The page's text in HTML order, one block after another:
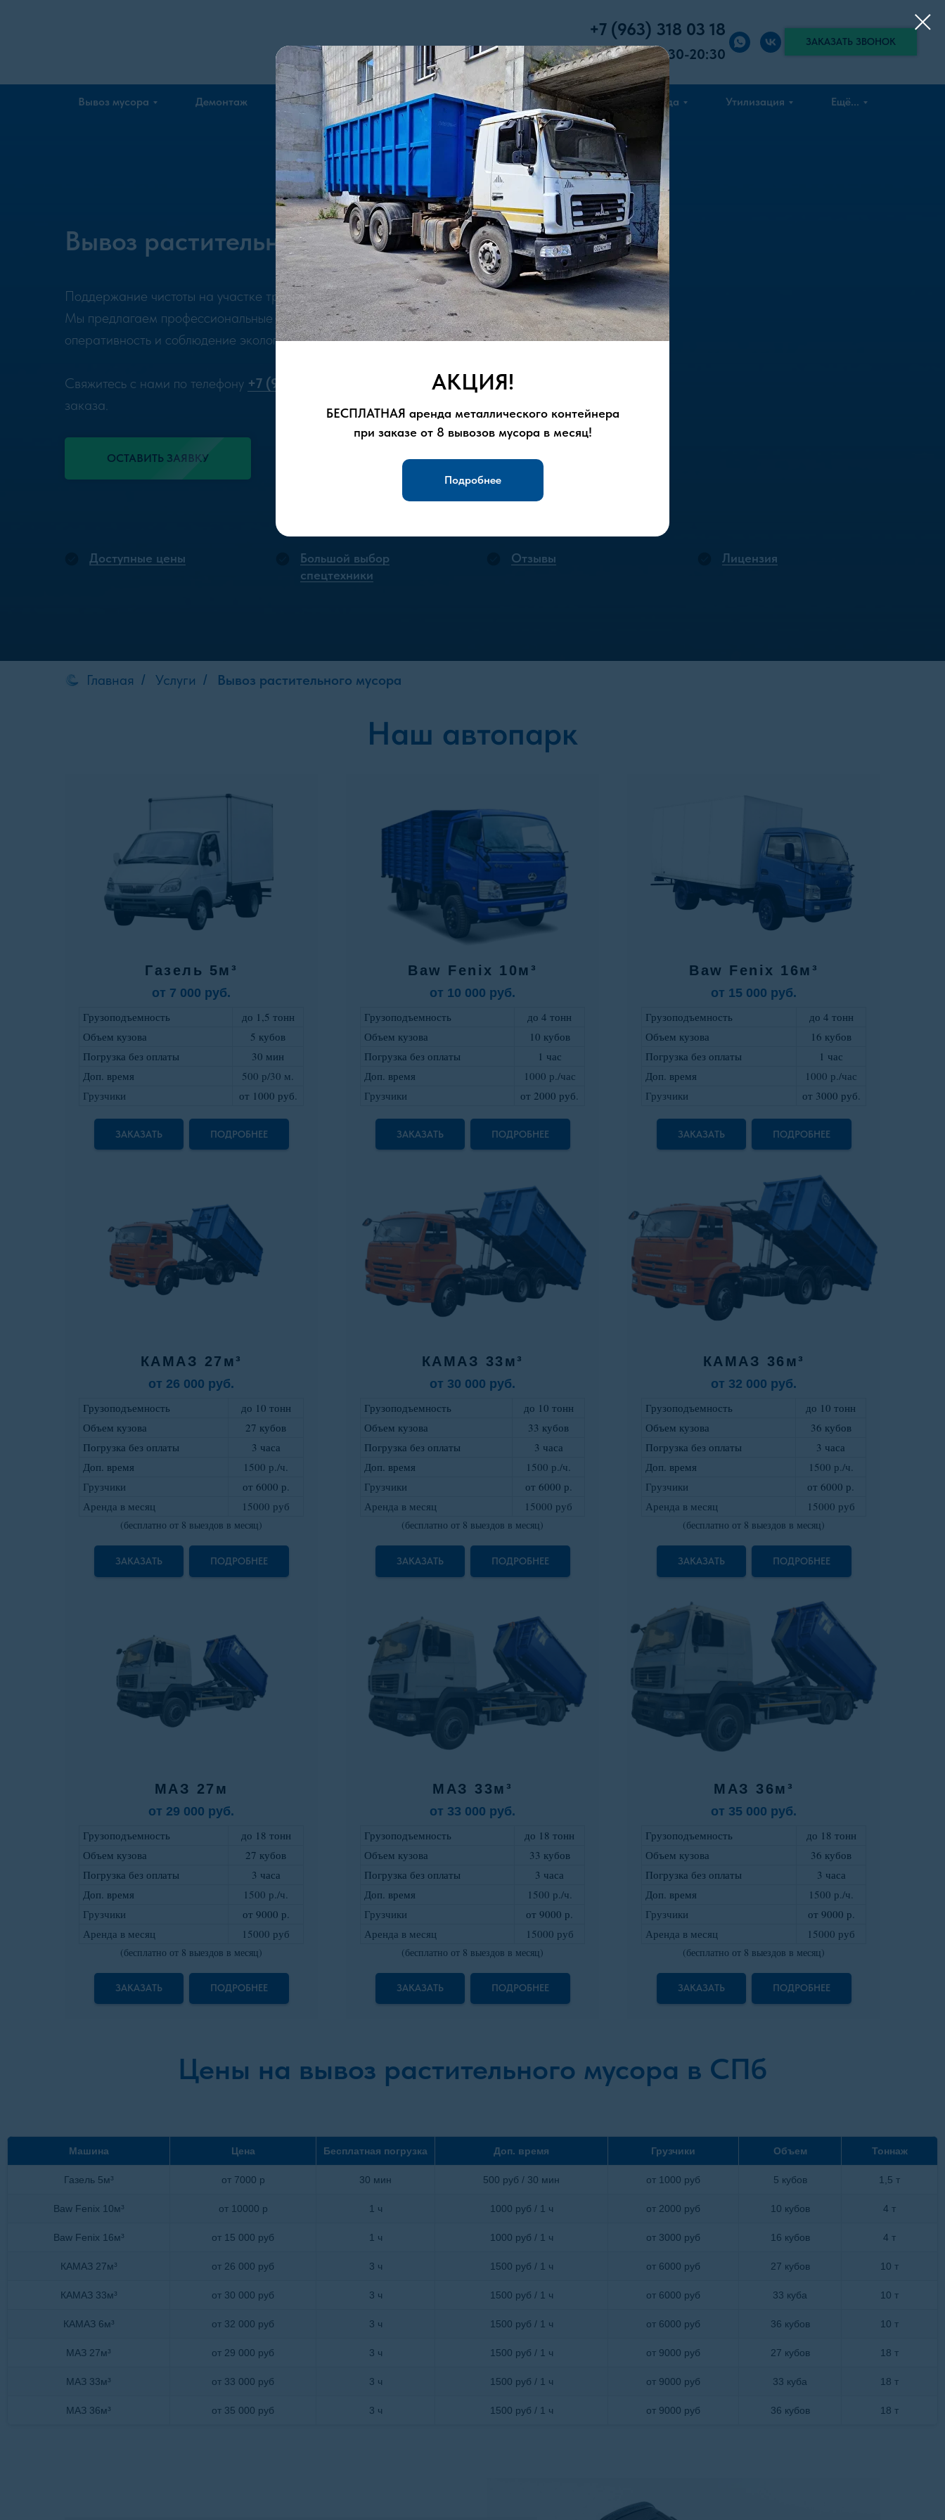
+7 (963) 318 03 18
Приём заявок:8:30-20:30
ЗАКАЗАТЬ ЗВОНОК
Вывоз мусора Демонтаж Экологическое сопровождение Нерудные материалы Аренда Утилизация Ещё...
Вывоз растительного мусора
Поддержание чистоты на участке требует регулярного удаления растительных отходов.
Мы предлагаем профессиональные услуги по вывозу такого мусора, обеспечивая
оперативность и соблюдение экологических норм.
Свяжитесь с нами по телефону +7 (963) 318 03 18
для консультации и оформления
заказа.
ОСТАВИТЬ ЗАЯВКУ
Доступные цены
Большой выбор
спецтехники
Отзывы Лицензия
Главная / Услуги / Вывоз растительного мусора
Наш автопарк
Газель 5м³
от 7 000 руб.
Грузоподъемность
до 1,5 тонн
Объем кузова
5 кубов
Погрузка без оплаты
30 мин
Доп. время
500 р/30 м.
Грузчики
от 1000 руб.
ЗАКАЗАТЬ ПОДРОБНЕЕ
Baw Fenix 10м³
от 10 000 руб.
Грузоподъемность
до 4 тонн
Объем кузова
10 кубов
Погрузка без оплаты
1 час
Доп. время
1000 р./час
Грузчики
от 2000 руб.
ЗАКАЗАТЬ ПОДРОБНЕЕ
Baw Fenix 16м³
от 15 000 руб.
Грузоподъемность
до 4 тонн
Объем кузова
16 кубов
Погрузка без оплаты
1 час
Доп. время
1000 р./час
Грузчики
от 3000 руб.
ЗАКАЗАТЬ ПОДРОБНЕЕ
КАМАЗ 27м³
от 26 000 руб.
Грузоподъемность
до 10 тонн
Объем кузова
27 кубов
Погрузка без оплаты
3 часа
Доп. время
1500 р./ч.
Грузчики
от 6000 р.
Аренда в месяц
15000 руб
(бесплатно от 8 выездов в месяц)
ЗАКАЗАТЬ ПОДРОБНЕЕ
КАМАЗ 33м³
от 30 000 руб.
Грузоподъемность
до 10 тонн
Объем кузова
33 кубов
Погрузка без оплаты
3 часа
Доп. время
1500 р./ч.
Грузчики
от 6000 р.
Аренда в месяц
15000 руб
(бесплатно от 8 выездов в месяц)
ЗАКАЗАТЬ ПОДРОБНЕЕ
КАМАЗ 36м³
от 32 000 руб.
Грузоподъемность
до 10 тонн
Объем кузова
36 кубов
Погрузка без оплаты
3 часа
Доп. время
1500 р./ч.
Грузчики
от 6000 р.
Аренда в месяц
15000 руб
(бесплатно от 8 выездов в месяц)
ЗАКАЗАТЬ ПОДРОБНЕЕ
МАЗ 27м
от 29 000 руб.
Грузоподъемность
до 18 тонн
Объем кузова
27 кубов
Погрузка без оплаты
3 часа
Доп. время
1500 р./ч.
Грузчики
от 9000 р
Аренда в месяц
15000 руб
(бесплатно от 8 выездов в месяц)
ЗАКАЗАТЬ ПОДРОБНЕЕ
МАЗ 33м³
от 33 000 руб.
Грузоподъемность
до 18 тонн
Объем кузова
33 кубов
Погрузка без оплаты
3 часа
Доп. время
1500 р./ч.
Грузчики
от 9000 р
Аренда в месяц
15000 руб
(бесплатно от 8 выездов в месяц)
ЗАКАЗАТЬ ПОДРОБНЕЕ
МАЗ 36м³
от 35 000 руб.
Грузоподъемность
до 18 тонн
Объем кузова
36 кубов
Погрузка без оплаты
3 часа
Доп. время
1500 р./ч.
Грузчики
от 9000 р
Аренда в месяц
15000 руб
(бесплатно от 8 выездов в месяц)
ЗАКАЗАТЬ ПОДРОБНЕЕ
Цены на вывоз растительного мусора в СПб
Машина Цена Бесплатная погрузка Доп. время Грузчики Объем Тоннаж
Газель 5м³ от 7000 р 30 мин 500 руб / 30 мин от 1000 руб 5 кубов 1,5 т
Baw Fenix 10м³ от 10000 р 1 ч 1000 руб / 1 ч от 2000 руб 10 кубов 4 т
Baw Fenix 16м³ от 15 000 руб 1 ч 1000 руб / 1 ч от 3000 руб 16 кубов 4 т
КАМАЗ 27м³ от 26 000 руб 3 ч 1500 руб / 1 ч от 6000 руб 27 кубов 10 т
КАМАЗ 33м³ от 30 000 руб 3 ч 1500 руб / 1 ч от 6000 руб 33 куба 10 т
КАМАЗ 6м³ от 32 000 руб 3 ч 1500 руб / 1 ч от 6000 руб 36 кубов 10 т
МАЗ 27м³ от 29 000 руб 3 ч 1500 руб / 1 ч от 9000 руб 27 кубов 18 т
МАЗ 33м³ от 33 000 руб 3 ч 1500 руб / 1 ч от 9000 руб 33 куба 18 т
МАЗ 36м³ от 35 000 руб 3 ч 1500 руб / 1 ч от 9000 руб 36 кубов 18 т
АКЦИЯ!
БЕСПЛАТНАЯ аренда металлического контейнера
при заказе от 8 вывозов мусора в месяц!
Подробнее